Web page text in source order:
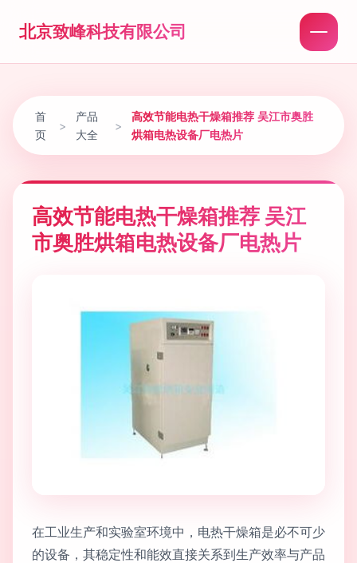
北京致峰科技有限公司
首
页
>
产品
大全
>
高效节能电热干燥箱推荐 吴江市奥胜
烘箱电热设备厂电热片
高效节能电热干燥箱推荐 吴江
市奥胜烘箱电热设备厂电热片
在工业生产和实验室环境中，电热干燥箱是必不可少
的设备，其稳定性和能效直接关系到生产效率与产品